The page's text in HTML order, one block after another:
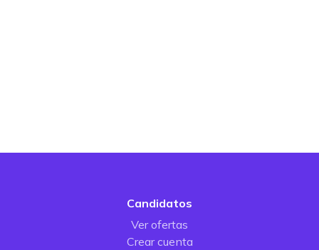
Candidatos
Ver ofertas
Crear cuenta